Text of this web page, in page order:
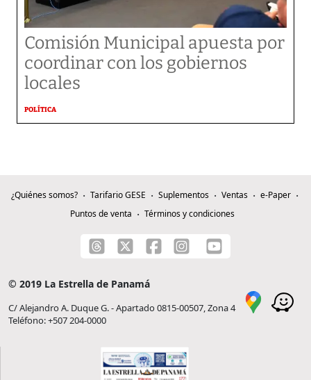
Comisión Municipal apuesta por
coordinar con los gobiernos
locales
POLÍTICA
¿Quiénes somos? Tarifario GESE Suplementos Ventas
e-Paper
Puntos de venta
Términos y condiciones
© 2019 La Estrella de Panamá
C/ Alejandro A. Duque G. - Apartado 0815-00507, Zona 4
Teléfono: +507 204-0000